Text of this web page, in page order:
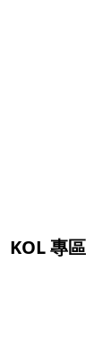
KOL 專區